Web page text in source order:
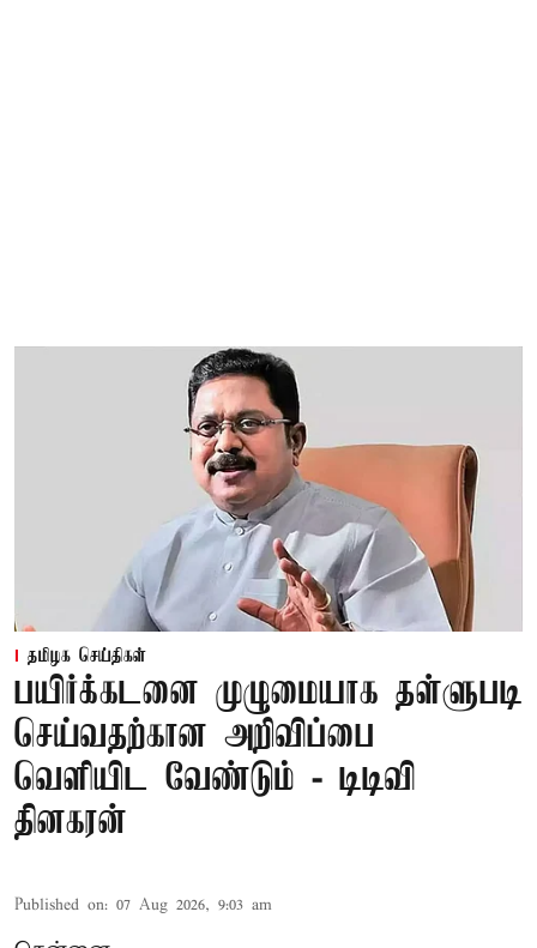
தமிழக செய்திகள்
பயிர்க்கடனை முழுமையாக தள்ளுபடி
செய்வதற்கான அறிவிப்பை
வெளியிட வேண்டும் - டிடிவி
தினகரன்
Published on: 07 Aug 2026, 9:03 am